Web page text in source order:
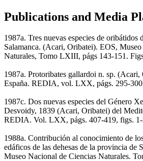
Publications and Media
1987a. Tres nuevas especies de oribátidos
Salamanca. (Acari, Oribatei). EOS,
Naturales, Tomo LXIII, págs 143-151.
1987a. Protoribates gallardoi n. sp. (Acari,
España. REDIA, vol. LXX, págs. 295-
1987c. Dos nuevas especies del Género
Desvoidy, 1839 (Acari, Oribatei) del
REDIA. Vol. LXX, págs. 407-419, figs.
1988a. Contribución al conocimiento de
edáficos de las dehesas de la provincia de
Museo Nacional de Ciencias Naturales.